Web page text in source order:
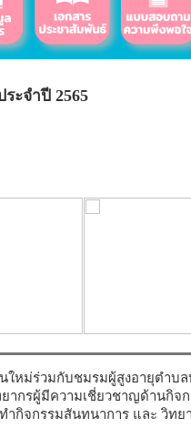
ะจำปี 2565
หม่ร่วมกับชมรมผู้สูงอายุตำบ
กรผู้มีความเชี่ยวชาญด้านกิจ
กิจกรรมสันทนาการ และ วิทย